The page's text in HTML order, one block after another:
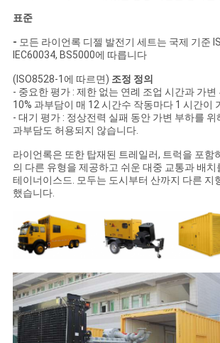
표준
- 모든 라이언록 디젤 발전기 세트는 국제 기준
IEC60034, BS5000에 따릅니다
(ISO8528-1에 따르면) 조정 정의
- 중요한 평가 : 제한 없는 연례 조업 시간과 가변
10% 과부담이 매 12 시간수 작동마다 1 시간이
- 대기 평가 : 정상전력 실패 동안 가변 부하를 위
과부담도 허용되지 않습니다.
라이언록은 또한 탑재된 트레일러, 트럭을 포함
의 다른 유형을 제공하고 쉬운 대중 교통과 배치
테이너이스드. 모두는 도시부터 산까지 다른 지
했습니다.